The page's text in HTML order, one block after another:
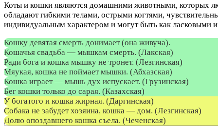
Коты и кошки являются домашними животными, которых
обладают гибкими телами, острыми когтями,
индивидуальным характером и могут быть как
Кошку девятая смерть донимает (она живуча).
Кошачья свадьба — мышкам смерть. (Лакская)
Ради бога и кошка мышку не тронет. (Лезгинская)
Мяукая, кошка не поймает мышки. (Абхазская)
Кошка играет — мышь дух испускает. (Грузинская)
Бег кошки только до сарая. (Казахская)
У богатого и кошка жирная. (Даргинская)
Собака не забудет хозяина, кошка — дом. (Лезгинская)
Долю опоздавшего кошка съела. (Чеченская)